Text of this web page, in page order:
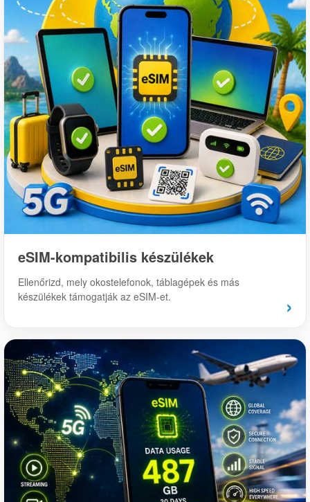
eSIM-kompatibilis készülékek
Ellenőrizd, mely okostelefonok, táblagépek és más
készülékek támogatják az eSIM-et.
›